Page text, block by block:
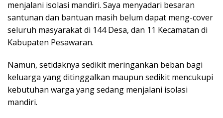
menjalani isolasi mandiri. Saya menyadari besaran
santunan dan bantuan masih belum dapat meng-cover
seluruh masyarakat di 144 Desa, dan 11 Kecamatan di
Kabupaten Pesawaran.
Namun, setidaknya sedikit meringankan beban bagi
keluarga yang ditinggalkan maupun sedikit mencukupi
kebutuhan warga yang sedang menjalani isolasi
mandiri.